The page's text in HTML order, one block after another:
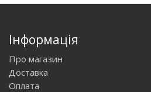
Інформація
Про магазин
Доставка
Оплата